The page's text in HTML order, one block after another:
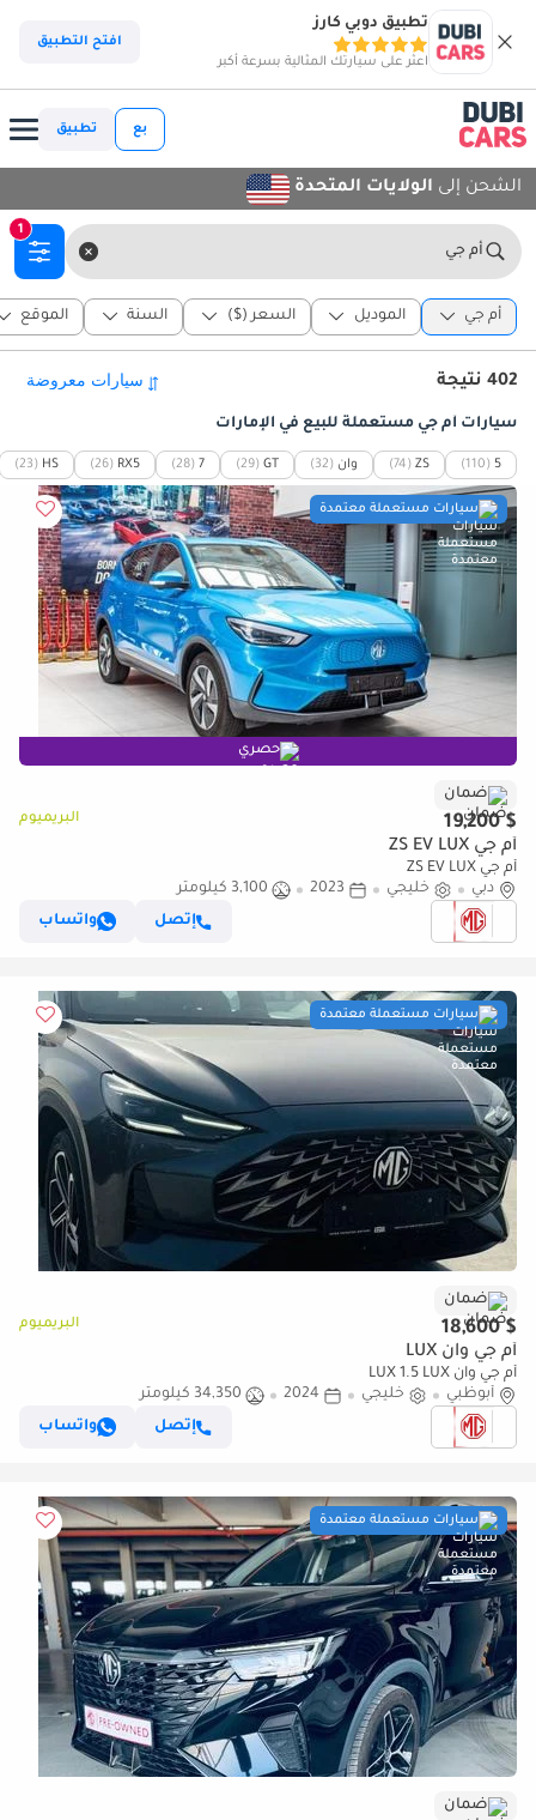
تطبيق دوبي كارز
اعثر على سيارتك المثالية بسرعة أكبر
افتح التطبيق
بع تطبيق
الشحن إلى الولايات المتحدة
أم جي
1
أم جي الموديل السعر ($) السنة الموقع
402 نتيجة
سيارات أم جي مستعملة للبيع في الإمارات
5
(110)
ZS
(74) وان (32)
GT
(29)
7
(28)
RX5
(26)
HS
(23)
سيارات مستعملة معتمدة
حصري
ضمان
$ 19,200 البريميوم
أم جي ZS EV LUX
أم جي ZS EV LUX
دبي
خليجي 2023
3,100 كيلومتر
إتصل
واتساب
سيارات مستعملة معتمدة
ضمان
$ 18,600 البريميوم
أم جي وان LUX
أم جي وان LUX 1.5 LUX
أبوظبي
خليجي 2024
34,350 كيلومتر
إتصل
واتساب
سيارات مستعملة معتمدة
ضمان